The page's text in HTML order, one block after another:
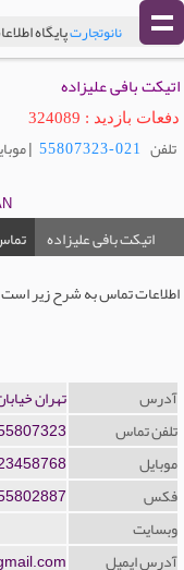
نانوتجارتپایگاه
اتیکت بافی علیزاده
دفعات بازدید : 324089
تلفن 021-55807323
|
اتیکت بافی علیزاده
اطلاعات تماس به شرح زیر است
تهران آدرس
تلفن تماس
موبایل
فکس
وبسایت
آدرس ایمیل